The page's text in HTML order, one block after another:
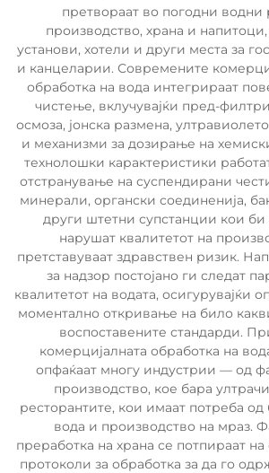
претвораат во погодни водни
производство, храна и
установи, хотели и други места за
и канцеларии. Современите
обработка на вода интегрираат
чистење, вклучувајќи пред-
осмоза, јонска размена,
и механизми за дозирање на
технолошки карактеристики
отстранување на суспендирани
минерали, органски соединенија,
други штетни супстанции кои
нарушат квалитетот на
претставуваат здравствен ризик.
за надзор постојано ги следат
квалитетот на водата, осигурувајќи
моментално откривање на било
воспоставените стандарди.
комерцијалната обработка на
опфаќаат многу индустрии — од
производство, кое бара
ресторантите, кои имаат потреба од
вода и производство на мраз.
преработка на храна се потпираат
протоколи за обработка за да го